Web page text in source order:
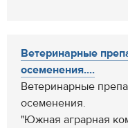
Ветеринарные
осеменения....
Ветеринарные
осеменения.
"Южная аграрная